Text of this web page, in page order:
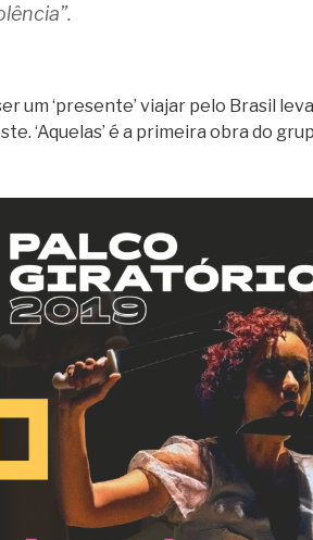
um ‘presente’ viajar pelo Brasil
‘Aquelas’ é a primeira obra do